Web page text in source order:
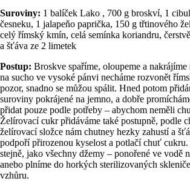
Suroviny: 1 balíček Lako , 700 g broskví, 1
česneku, 1 jalapeňo paprička, 150 g třtinového
celý římský kmín, celá semínka koriandru,
a šťáva ze 2 limetek
Postup: Broskve spaříme, oloupeme a
na sucho ve vysoké pánvi necháme rozvonět
pozor, snadno se můžou spálit. Hned potom
suroviny pokrájené na jemno, a dobře
přidat pouze podle potřeby – abychom neměli
Želírovací cukr přidáváme také postupně, podle
želírovací složce nám chutney hezky zahustí a
podpoří přirozenou kyselost a potlačí chuť
stejně, jako všechny džemy – ponořené ve vodě
anebo plníme do horkých sterilizovaných
vzhůru.